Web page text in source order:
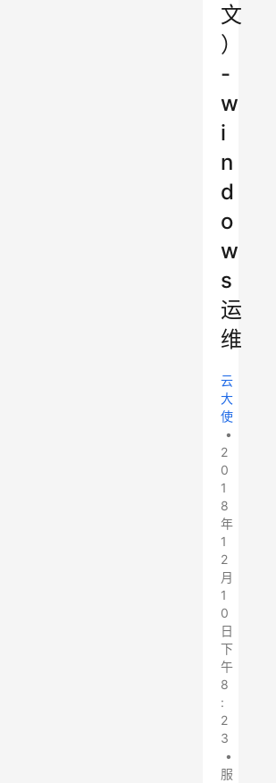
文
）
-
w
i
n
d
o
w
s
运
维
云
大
使
•
2
0
1
8
年
1
2
月
1
0
日
下
午
8
:
2
3
•
服